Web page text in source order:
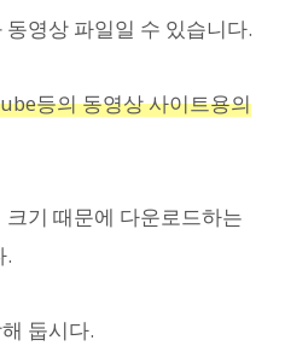
영상 파일일 수 있습니다.
등의 동영상 사이트용의
기 때문에 다운로드하는
.
둡시다.